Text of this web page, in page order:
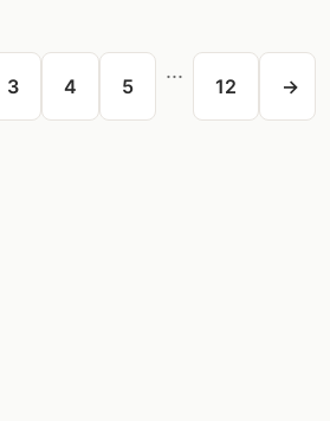
3 4 5
...
12 →